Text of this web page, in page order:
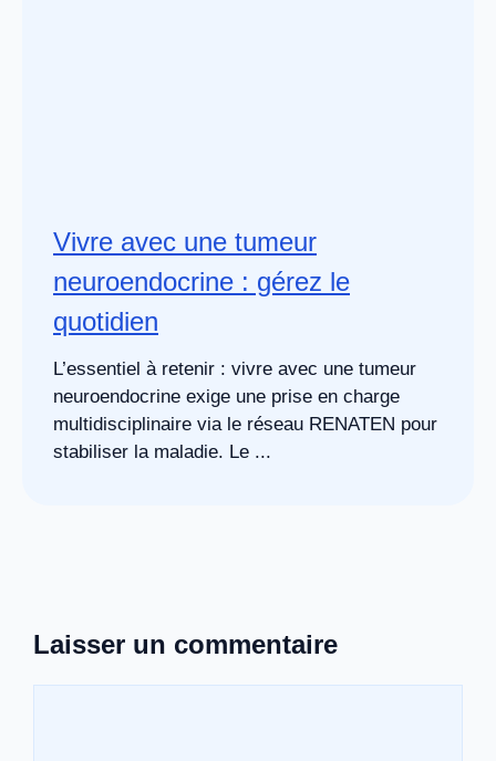
Vivre avec une tumeur
neuroendocrine : gérez le
quotidien
L’essentiel à retenir : vivre avec une tumeur
neuroendocrine exige une prise en charge
multidisciplinaire via le réseau RENATEN pour
stabiliser la maladie. Le ...
Laisser un commentaire